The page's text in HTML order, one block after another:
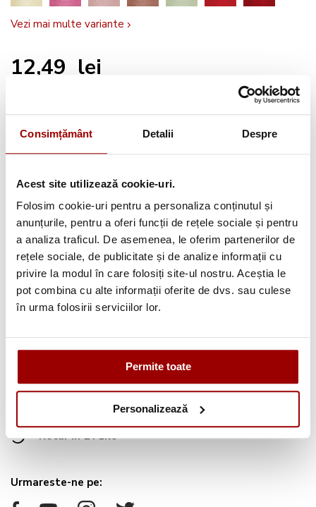
Consimțământ Detalii Despre
Acest site utilizează cookie-uri.
Folosim cookie-uri pentru a personaliza conținutul și
anunțurile, pentru a oferi funcții de rețele sociale și pentru
a analiza traficul. De asemenea, le oferim partenerilor de
rețele sociale, de publicitate și de analize informații cu
privire la modul în care folosiți site-ul nostru. Aceștia le
pot combina cu alte informații oferite de dvs. sau culese
în urma folosirii serviciilor lor.
Permite toate
Personalizează
Vezi mai multe variante
12,49 lei
- + ADAUGA IN COS
Cere informatii
Informatii conformitate produs
Deschidere coletla livrare
12 ratefara dobanda
Retur in 14 zile
Urmareste-ne pe: